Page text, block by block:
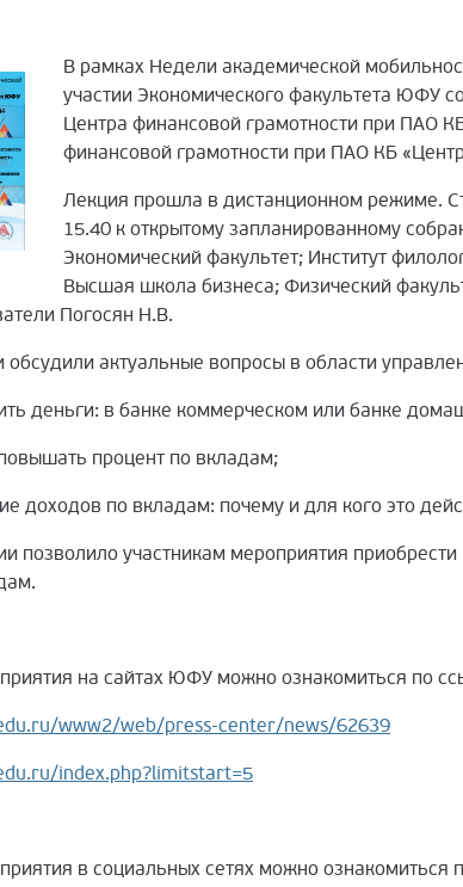
В рамках Недели академической
участии Экономического факультета ЮФУ
Центра финансовой грамотности при ПАО
финансовой грамотности при ПАО КБ
Лекция прошла в дистанционном режиме.
15.40 к открытому запланированному
Экономический факультет; Институт
Высшая школа бизнеса; Физический
Погосян Н.В.
обсудили актуальные вопросы в области
деньги: в банке коммерческом или банке
процент по вкладам;
доходов по вкладам: почему и для кого это
позволило участникам мероприятия
на сайтах ЮФУ можно ознакомиться по
www2/web/press-center/news/62639
index.php?limitstart=5
в социальных сетях можно ознакомиться